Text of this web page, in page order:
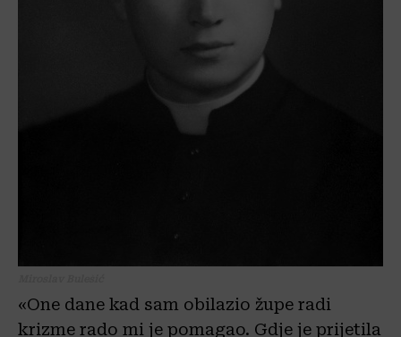
«One dane kad sam obilazio župe radi
krizme rado mi je pomagao. Gdje je prijetila